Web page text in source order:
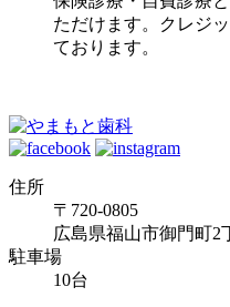
ただけます。クレジ
ております。
住所
〒720-0805
広島県福山市御門町2
駐車場
10台